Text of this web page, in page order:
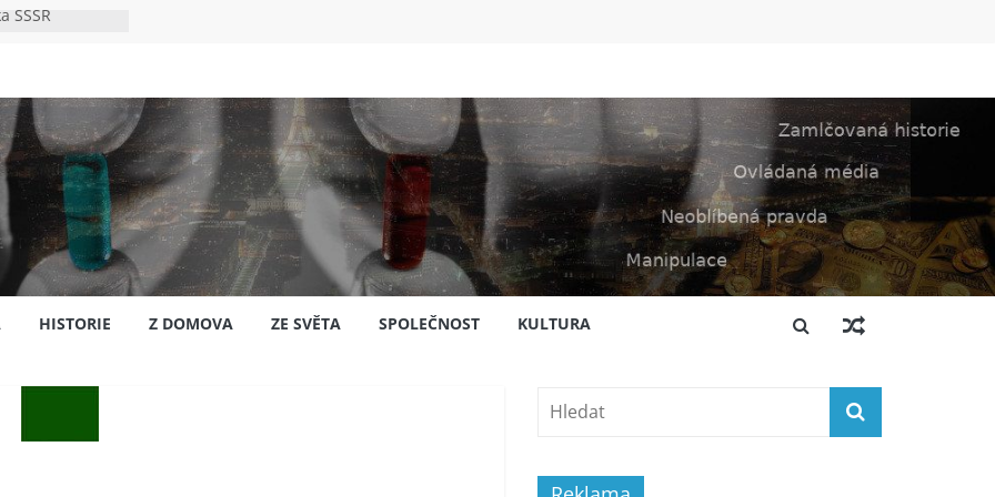
SSSR
HISTORIE Z DOMOVA ZE SVĚTA SPOLEČNOST KULTURA